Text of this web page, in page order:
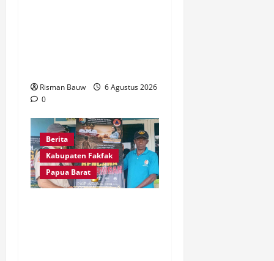
Risman Bauw
6 Agustus 2026
0
Berita
Kabupaten Fakfak
Papua Barat